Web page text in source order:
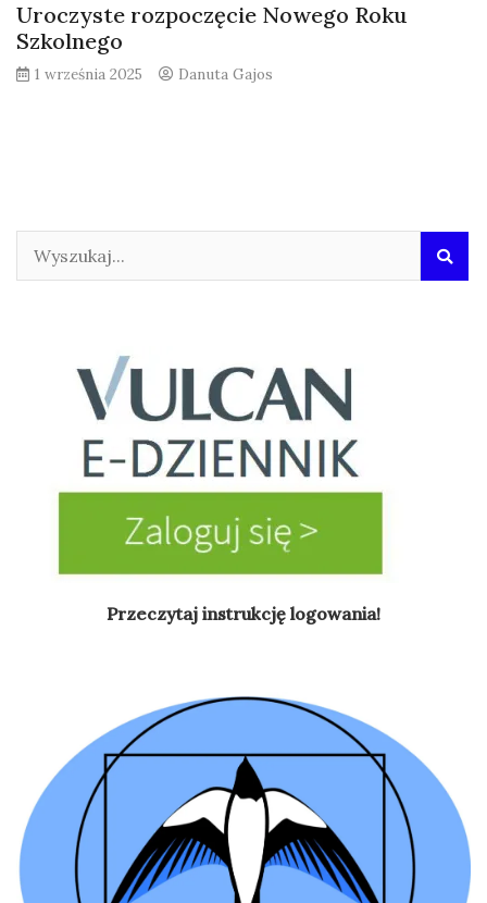
Uroczyste rozpoczęcie Nowego Roku
Szkolnego
1 września 2025 Danuta Gajos
Przeczytaj instrukcję logowania!